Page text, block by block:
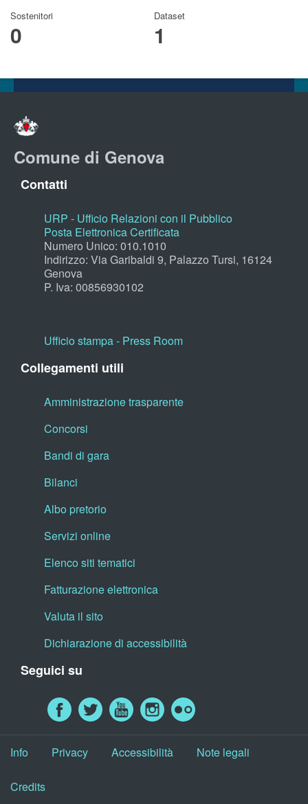
Sostenitori
0
Dataset
1
Comune di Genova
Contatti
URP - Ufficio Relazioni con il Pubblico
Posta Elettronica Certificata
Numero Unico: 010.1010
Indirizzo: Via Garibaldi 9, Palazzo Tursi, 16124
Genova
P. Iva: 00856930102
Ufficio stampa - Press Room
Collegamenti utili
Amministrazione trasparente
Concorsi
Bandi di gara
Bilanci
Albo pretorio
Servizi online
Elenco siti tematici
Fatturazione elettronica
Valuta il sito
Dichiarazione di accessibilità
Seguici su
Info Privacy Accessibilità Note legali
Credits